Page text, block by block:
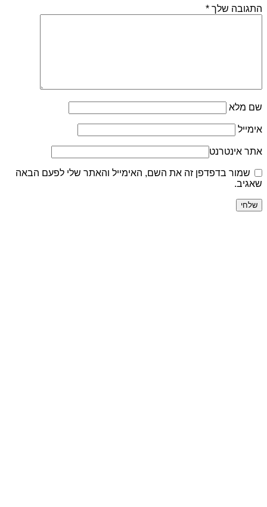
התגובה שלך *
שם מלא
אימייל
אתר אינטרנט
שמור בדפדפן זה את השם, האימייל והאתר שלי לפעם הבאה
שאגיב.